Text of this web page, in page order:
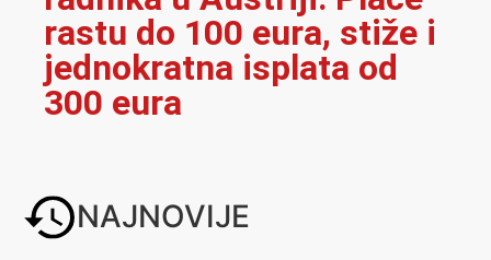
rastu do 100 eura, stiže i
jednokratna isplata od
300 eura
NAJNOVIJE